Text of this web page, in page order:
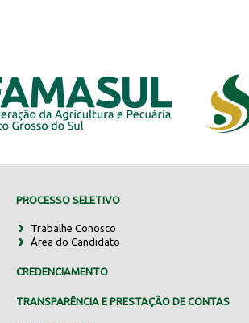
PROCESSO SELETIVO
Trabalhe Conosco
Área do Candidato
CREDENCIAMENTO
TRANSPARÊNCIA E PRESTAÇÃO DE CONTAS